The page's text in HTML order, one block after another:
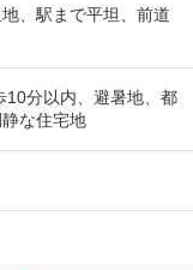
、駅まで平坦、前道
10分以内、避暑地、都
な住宅地